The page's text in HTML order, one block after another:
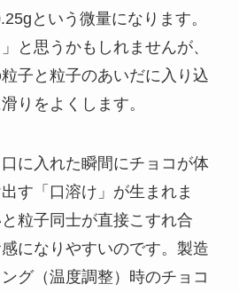
という微量になります。
と思うかもしれませんが、
子と粒子のあいだに入り込
りをよくします。
に入れた瞬間にチョコが体
す「口溶け」が生まれま
粒子同士が直接こすれ合
になりやすいのです。製造
グ（温度調整）時のチョコ